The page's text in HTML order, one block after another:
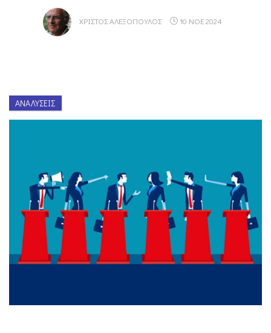
ΧΡΊΣΤΟΣ ΑΛΕΞΌΠΟΥΛΟΣ 10 ΝΟΕ 2024
ΑΝΑΛΎΣΕΙΣ